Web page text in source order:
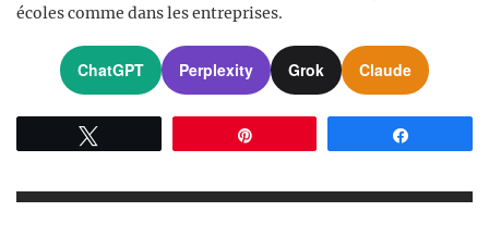
écoles comme dans les entreprises.
ChatGPT Perplexity Grok Claude